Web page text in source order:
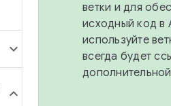
ветки и для
исходный код в
используйте
всегда будет